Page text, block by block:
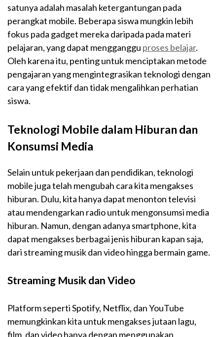
satunya adalah masalah ketergantungan pada
perangkat mobile. Beberapa siswa mungkin lebih
fokus pada gadget mereka daripada pada materi
pelajaran, yang dapat mengganggu proses belajar.
Oleh karena itu, penting untuk menciptakan metode
pengajaran yang mengintegrasikan teknologi dengan
cara yang efektif dan tidak mengalihkan perhatian
siswa.
Teknologi Mobile dalam Hiburan dan
Konsumsi Media
Selain untuk pekerjaan dan pendidikan, teknologi
mobile juga telah mengubah cara kita mengakses
hiburan. Dulu, kita hanya dapat menonton televisi
atau mendengarkan radio untuk mengonsumsi media
hiburan. Namun, dengan adanya smartphone, kita
dapat mengakses berbagai jenis hiburan kapan saja,
dari streaming musik dan video hingga bermain game.
Streaming Musik dan Video
Platform seperti Spotify, Netflix, dan YouTube
memungkinkan kita untuk mengakses jutaan lagu,
film, dan video hanya dengan menggunakan